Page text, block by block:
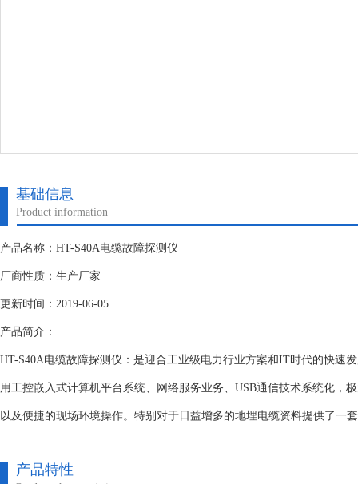
基础信息
Product information
产品名称：HT-S40A电缆故障探测仪
厂商性质：生产厂家
更新时间：2019-06-05
产品简介：
HT-S40A电缆故障探测仪：是迎合工业级电力行业方案和IT时代的快速
用工控嵌入式计算机平台系统、网络服务业务、USB通信技术系统化，
以及便捷的现场环境操作。特别对于日益增多的地埋电缆资料提供了一
产品特性